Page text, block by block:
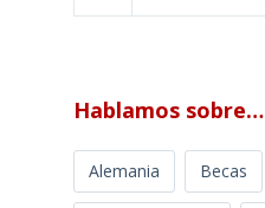
Hablamos sobre…
Alemania Becas